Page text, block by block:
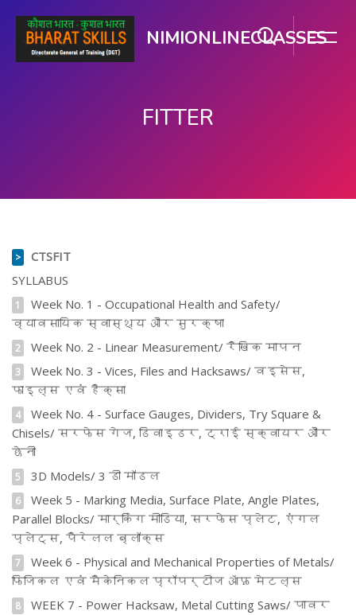
NIMIONLINECLASSES
FITTER
విషయ సూచిక ను తప్పించు
>
CTSFIT
SYLLABUS
1
Week No. 1 - Occupational Health and Safety/
व्यावसायिक स्वास्थ्य और सुरक्षा
2 Week No. 2 - Linear Measurement/ रैखिक मापन
3
Week No. 3 - Vices, Files and Hacksaws/ वइसेस,
फाइल्स एवं हैक्सा
4
Week No. 4 - Surface Gauges, Dividers, Try Square &
Chisels/ सरफेस गेज, डिवाइडर, ट्राई स्क्वायर और
छेनी
5 3D Models/ 3 डी मॉडल
6
Week 5 - Marking Media, Surface Plate, Angle Plates,
Parallel Blocks/ मार्किंग मीडिया, सरफेस प्लेट, एंगल
प्लेट्स, पैरेलल ब्लॉक्स
7
Week 6 - Physical and Mechanical Properties of Metals/
फिजिकल एवं मैकेनिकल प्रॉपर्टीज ऑफ़ मेटल्स
8
WEEK 7 - Power Hacksaw, Metal Cutting Saws/ पावर